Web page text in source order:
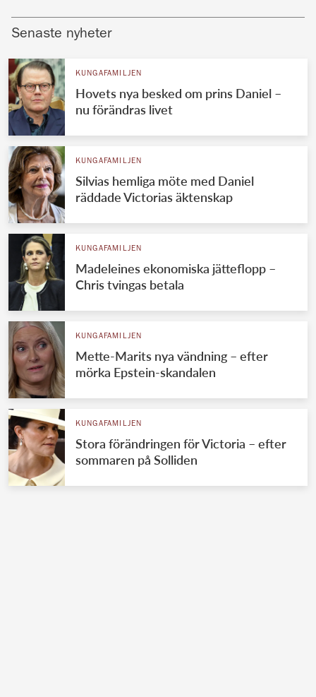
Senaste nyheter
KUNGAFAMILJEN
Hovets nya besked om prins Daniel –
nu förändras livet
KUNGAFAMILJEN
Silvias hemliga möte med Daniel
räddade Victorias äktenskap
KUNGAFAMILJEN
Madeleines ekonomiska jätteflopp –
Chris tvingas betala
KUNGAFAMILJEN
Mette-Marits nya vändning – efter
mörka Epstein-skandalen
KUNGAFAMILJEN
Stora förändringen för Victoria – efter
sommaren på Solliden